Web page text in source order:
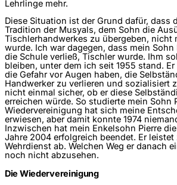
Lehrlinge mehr.
Diese Situation ist der Grund dafür, dass
Tradition der Musyals, dem Sohn die
Tischlerhandwerkes zu übergeben, nicht
wurde. Ich war dagegen, dass mein Sohn
die Schule verließ, Tischler wurde. Ihm
bleiben, unter dem ich seit 1955 stand.
die Gefahr vor Augen haben, die
Handwerker zu verlieren und sozialisiert
nicht einmal sicher, ob er diese
erreichen würde. So studierte mein Sohn
Wiedervereinigung hat sich meine
erwiesen, aber damit konnte 1974
Inzwischen hat mein Enkelsohn Pierre
Jahre 2004 erfolgreich beendet. Er leistet
Wehrdienst ab. Welchen Weg er danach
noch nicht abzusehen.
Die Wiedervereinigung